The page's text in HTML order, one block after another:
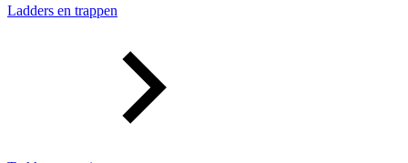
Ladders en trappen